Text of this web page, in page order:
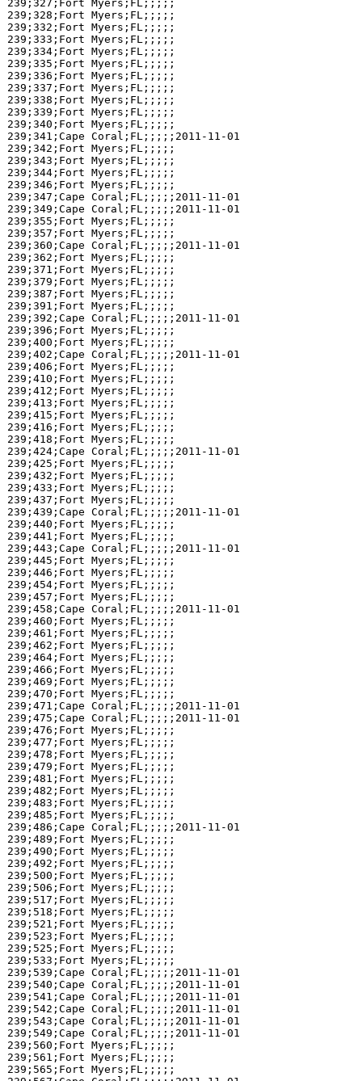
239;327;Fort Myers;FL;;;;;
239;328;Fort Myers;FL;;;;;
239;332;Fort Myers;FL;;;;;
239;333;Fort Myers;FL;;;;;
239;334;Fort Myers;FL;;;;;
239;335;Fort Myers;FL;;;;;
239;336;Fort Myers;FL;;;;;
239;337;Fort Myers;FL;;;;;
239;338;Fort Myers;FL;;;;;
239;339;Fort Myers;FL;;;;;
239;340;Fort Myers;FL;;;;;
239;341;Cape Coral;FL;;;;;2011-11-01
239;342;Fort Myers;FL;;;;;
239;343;Fort Myers;FL;;;;;
239;344;Fort Myers;FL;;;;;
239;346;Fort Myers;FL;;;;;
239;347;Cape Coral;FL;;;;;2011-11-01
239;349;Cape Coral;FL;;;;;2011-11-01
239;355;Fort Myers;FL;;;;;
239;357;Fort Myers;FL;;;;;
239;360;Cape Coral;FL;;;;;2011-11-01
239;362;Fort Myers;FL;;;;;
239;371;Fort Myers;FL;;;;;
239;379;Fort Myers;FL;;;;;
239;387;Fort Myers;FL;;;;;
239;391;Fort Myers;FL;;;;;
239;392;Cape Coral;FL;;;;;2011-11-01
239;396;Fort Myers;FL;;;;;
239;400;Fort Myers;FL;;;;;
239;402;Cape Coral;FL;;;;;2011-11-01
239;406;Fort Myers;FL;;;;;
239;410;Fort Myers;FL;;;;;
239;412;Fort Myers;FL;;;;;
239;413;Fort Myers;FL;;;;;
239;415;Fort Myers;FL;;;;;
239;416;Fort Myers;FL;;;;;
239;418;Fort Myers;FL;;;;;
239;424;Cape Coral;FL;;;;;2011-11-01
239;425;Fort Myers;FL;;;;;
239;432;Fort Myers;FL;;;;;
239;433;Fort Myers;FL;;;;;
239;437;Fort Myers;FL;;;;;
239;439;Cape Coral;FL;;;;;2011-11-01
239;440;Fort Myers;FL;;;;;
239;441;Fort Myers;FL;;;;;
239;443;Cape Coral;FL;;;;;2011-11-01
239;445;Fort Myers;FL;;;;;
239;446;Fort Myers;FL;;;;;
239;454;Fort Myers;FL;;;;;
239;457;Fort Myers;FL;;;;;
239;458;Cape Coral;FL;;;;;2011-11-01
239;460;Fort Myers;FL;;;;;
239;461;Fort Myers;FL;;;;;
239;462;Fort Myers;FL;;;;;
239;464;Fort Myers;FL;;;;;
239;466;Fort Myers;FL;;;;;
239;469;Fort Myers;FL;;;;;
239;470;Fort Myers;FL;;;;;
239;471;Cape Coral;FL;;;;;2011-11-01
239;475;Cape Coral;FL;;;;;2011-11-01
239;476;Fort Myers;FL;;;;;
239;477;Fort Myers;FL;;;;;
239;478;Fort Myers;FL;;;;;
239;479;Fort Myers;FL;;;;;
239;481;Fort Myers;FL;;;;;
239;482;Fort Myers;FL;;;;;
239;483;Fort Myers;FL;;;;;
239;485;Fort Myers;FL;;;;;
239;486;Cape Coral;FL;;;;;2011-11-01
239;489;Fort Myers;FL;;;;;
239;490;Fort Myers;FL;;;;;
239;492;Fort Myers;FL;;;;;
239;500;Fort Myers;FL;;;;;
239;506;Fort Myers;FL;;;;;
239;517;Fort Myers;FL;;;;;
239;518;Fort Myers;FL;;;;;
239;521;Fort Myers;FL;;;;;
239;523;Fort Myers;FL;;;;;
239;525;Fort Myers;FL;;;;;
239;533;Fort Myers;FL;;;;;
239;539;Cape Coral;FL;;;;;2011-11-01
239;540;Cape Coral;FL;;;;;2011-11-01
239;541;Cape Coral;FL;;;;;2011-11-01
239;542;Cape Coral;FL;;;;;2011-11-01
239;543;Cape Coral;FL;;;;;2011-11-01
239;549;Cape Coral;FL;;;;;2011-11-01
239;560;Fort Myers;FL;;;;;
239;561;Fort Myers;FL;;;;;
239;565;Fort Myers;FL;;;;;